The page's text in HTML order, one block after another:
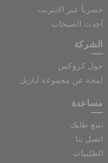
حصرياً عبر الانترنت
أحدث الصيحات
الشركة
حول كروكس
لمحة عن مجموعة أباريل
مساعدة
تتبع طلبك
اتصل بنا
الطلبيات